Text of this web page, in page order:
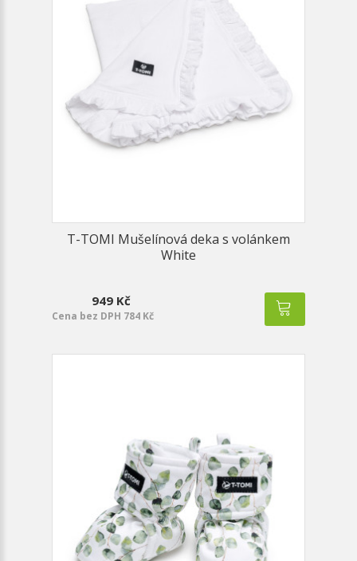
T-TOMI Mušelínová deka s volánkem
White
949 Kč
Cena bez DPH 784 Kč